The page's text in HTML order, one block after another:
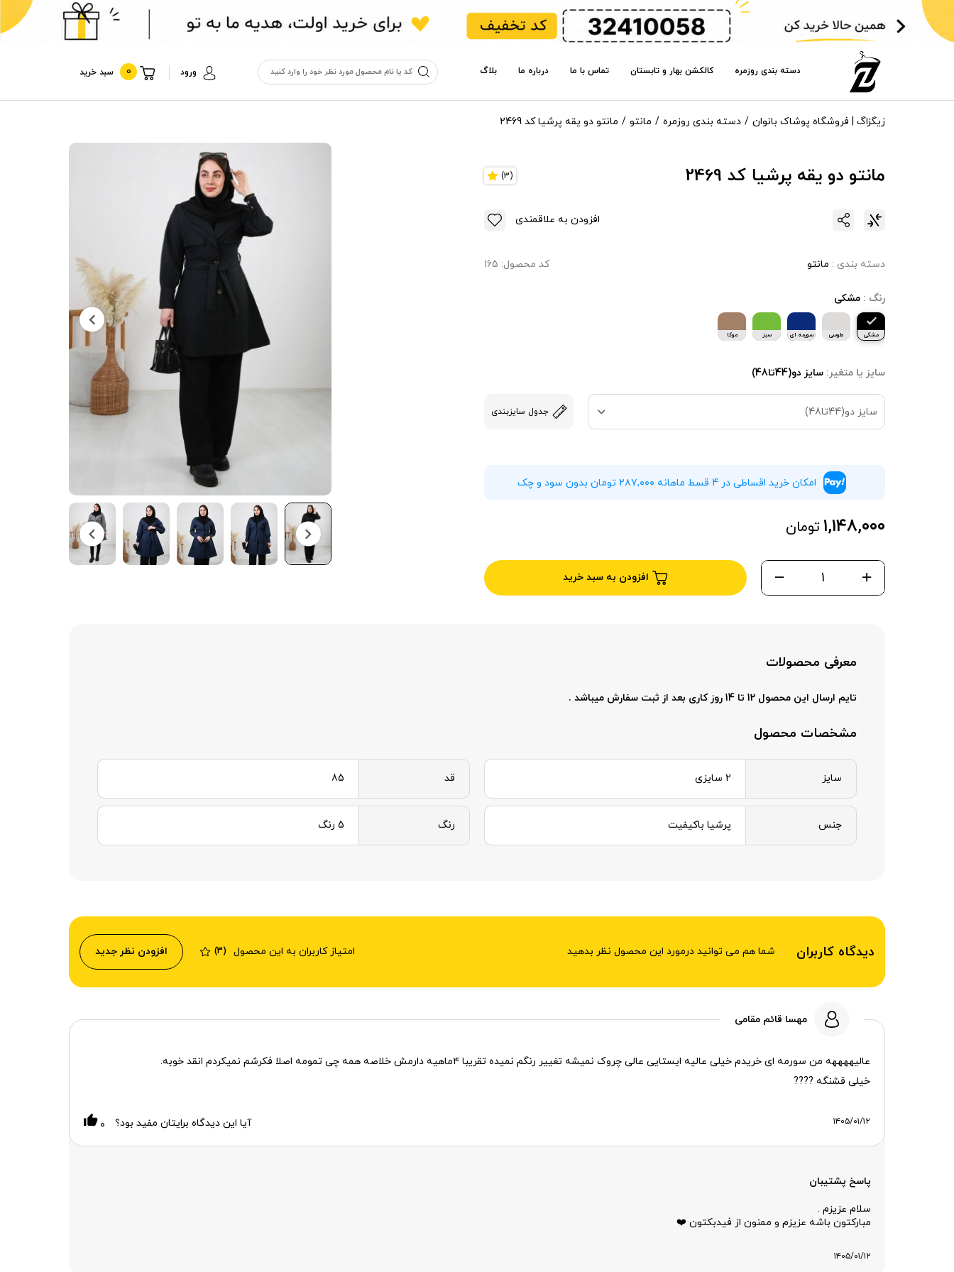
دسته بندی روزمره کالکشن بهار و تابستان تماس با ما درباره ما بلاگ ورود 0 سبد خرید
زیگزاگ | فروشگاه پوشاک بانوان دسته بندی روزمره مانتو مانتو دو یقه پرشیا کد 2469
مانتو دو یقه پرشیا کد 2469 (3)
افزودن به علاقمندی
دسته بندی : مانتو کد محصول: 165
رنگ : مشکی
مشکی طوسی سورمه ای سبز موکا
سایز یا متغیر: سایز دو(44تا48)
سایز دو(44تا48) جدول سایزبندی
امکان خرید اقساطی در 4 قسط ماهانه ۲۸۷,۰۰۰ تومان بدون سود و چک
۱,۱۴۸,۰۰۰تومان
افزودن به سبد خرید
معرفی محصولات
تایم ارسال این محصول 12 تا 14 روز کاری بعد از ثبت سفارش میباشد .
مشخصات محصول
سایز 2 سایزی قد 85
جنس پرشیا باکیفیت رنگ 5 رنگ
دیدگاه کاربران شما هم می توانید درمورد این محصول نظر بدهید امتیاز کاربران به این محصول (3) افزودن نظر جدید
مهسا قائم مقامی
عالیههههه من سورمه ای خریدم خیلی عالیه ایستایی عالی چروک نمیشه تغییر رنگم نمیده تقریبا ۴ماهیه دارمش خلاصه همه چی تمومه اصلا فکرشم نمیکردم انقد خوبه.
خیلی قشنگه ????
۱۴۰۵/۰۱/۱۲ آیا این دیدگاه برایتان مفید بود؟ ۰
پاسخ پشتیبان
سلام عزیزم .
مبارکتون باشه عزیزم و ممنون از فیدبکتون ❤️
۱۴۰۵/۰۱/۱۲